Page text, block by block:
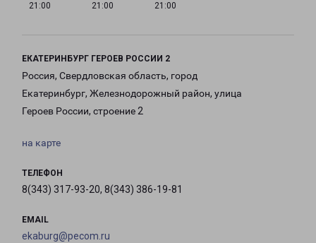
21:00
21:00
21:00
ЕКАТЕРИНБУРГ ГЕРОЕВ РОССИИ 2
Россия, Свердловская область, город
Екатеринбург, Железнодорожный район, улица
Героев России, строение 2
на карте
ТЕЛЕФОН
8(343) 317-93-20, 8(343) 386-19-81
EMAIL
ekaburg@pecom.ru